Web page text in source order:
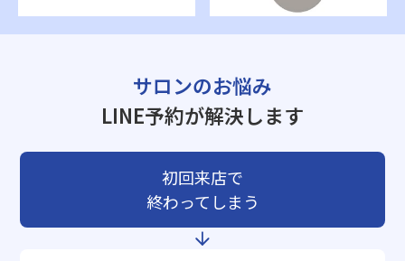
サロンのお悩み
LINE予約が解決します
初回来店で
終わってしまう